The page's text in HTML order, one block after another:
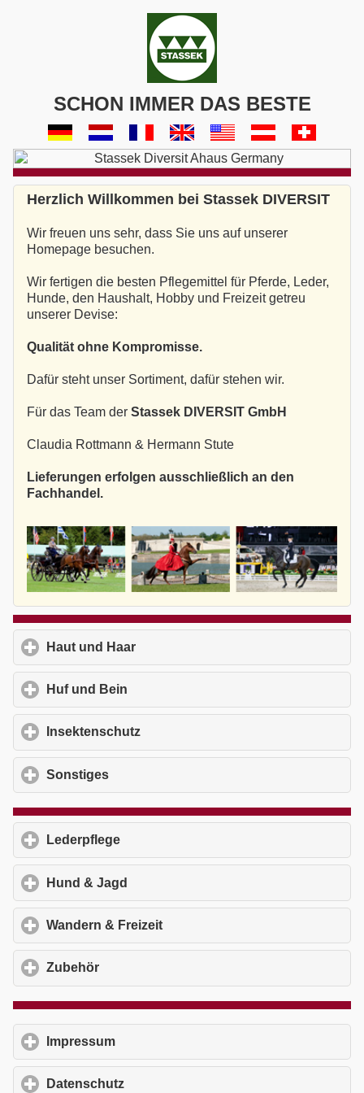
SCHON IMMER DAS BESTE
Herzlich Willkommen bei Stassek DIVERSIT
Wir freuen uns sehr, dass Sie uns auf unserer
Homepage besuchen.
Wir fertigen die besten Pflegemittel für Pferde, Leder,
Hunde, den Haushalt, Hobby und Freizeit getreu
unserer Devise:
Qualität ohne Kompromisse.
Dafür steht unser Sortiment, dafür stehen wir.
Für das Team der Stassek DIVERSIT GmbH
Claudia Rottmann & Hermann Stute
Lieferungen erfolgen ausschließlich an den
Fachhandel.
Haut und Haar
Huf und Bein
Insektenschutz
Sonstiges
Lederpflege
Hund & Jagd
Wandern & Freizeit
Zubehör
Impressum
Datenschutz